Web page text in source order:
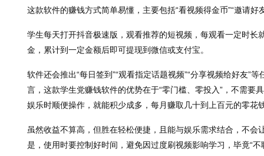
这款软件的赚钱方式简单易懂，主要包括“看视频得金币”“邀请好
学生每天打开抖音极速版，观看推荐的短视频，每观看一定时长
金，累计到一定金额后即可提现到微信或支付宝。
软件还会推出“每日签到”“观看指定话题视频”“分享视频给好友”
言，这款学生党赚钱软件的优势在于“零门槛、零投入”，不需要
娱乐时顺便操作，就能积少成多，每月赚取几十到上百元的零花
虽然收益不算高，但胜在轻松便捷，且能与娱乐需求结合，不会
是，使用时要控制好时间，避免因过度刷视频影响学习，毕竟“